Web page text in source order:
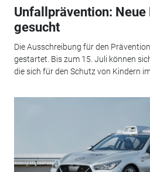
Unfallprävention: Neue
gesucht
Die Ausschreibung für den
gestartet. Bis zum 15. Juli können
die sich für den Schutz von Kindern